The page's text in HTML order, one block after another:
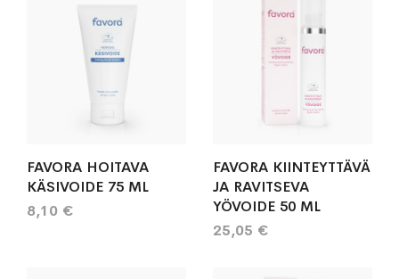
FAVORA HOITAVA
KÄSIVOIDE 75 ML
8,10 €
FAVORA KIINTEYTTÄVÄ
JA RAVITSEVA
YÖVOIDE 50 ML
25,05 €